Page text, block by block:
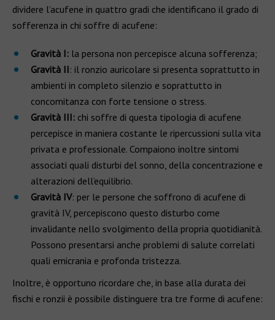
dividere l’acufene in quattro gradi che identificano il grado di
sofferenza in chi soffre di acufene:
Gravità I: la persona non percepisce alcuna sofferenza;
Gravità II: il ronzio auricolare si presenta soprattutto in
ambienti in completo silenzio e soprattutto in
concomitanza con forte tensione o stress.
Gravità III: chi soffre di questa tipologia di acufene
percepisce in maniera costante le ripercussioni sulla vita
privata e professionale. Compaiono inoltre sintomi
associati quali disturbi del sonno, della concentrazione e
alterazioni dell’equilibrio.
Gravità IV: per le persone che soffrono di acufene di
gravità IV, percepiscono questo disturbo come
invalidante nello svolgimento della propria quotidianità.
Possono presentarsi anche problemi di salute correlati
quali emicrania e profonda tristezza.
Inoltre, è opportuno ricordare che, in base alla durata dei
fischi e ronzii è possibile distinguere tra tre forme di acufene: